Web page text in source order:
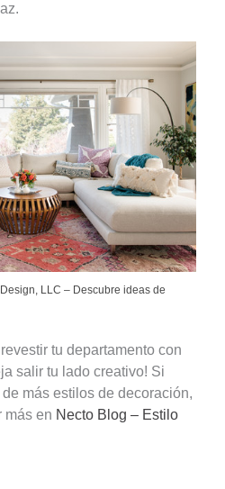
LLC – Descubre ideas de
tu departamento con
salir tu lado creativo! Si
más estilos de decoración,
más en Necto Blog – Estilo